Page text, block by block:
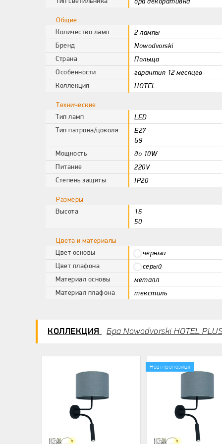
Общие
Количество ламп
2 лампы
Бренд Nowodvorski
Страна Польща
Особенности гарантия 12 месяцев
Коллекция HOTEL
Технические
Тип ламп
LED
Тип патрона/цоколя
E27
G9
Мощность до 10W
Питание 220V
Степень защиты IP20
Размеры
Высота
16
50
Цвета и материалы
Цвет основы
черный
Цвет плафона серый
Материал основы металл
Материал плафона текстиль
КОЛЛЕКЦИЯ Бра Nowodvorski HOTEL
Нові пропозиції